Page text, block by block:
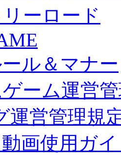
ーロード
ル＆マナー
ーム運営
運営管理規
画使用ガ